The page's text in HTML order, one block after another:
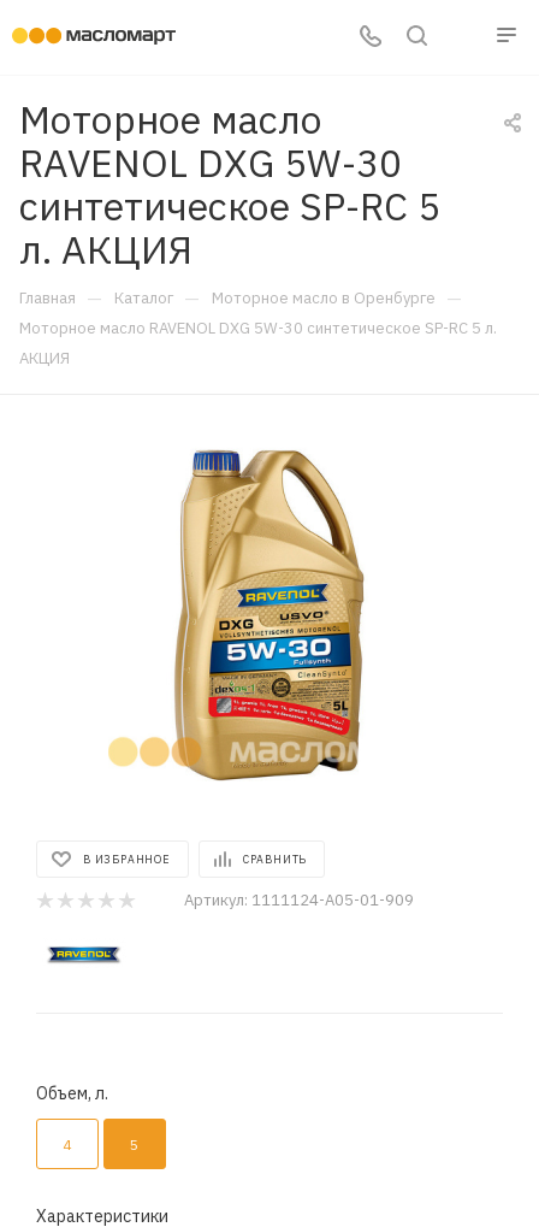
Моторное масло
RAVENOL DXG 5W-30
синтетическое SP-RC 5
л. АКЦИЯ
Главная — Каталог — Моторное масло в Оренбурге —
Моторное масло RAVENOL DXG 5W-30 синтетическое SP-RC 5 л.
АКЦИЯ
В ИЗБРАННОЕ СРАВНИТЬ
Артикул: 1111124-A05-01-909
Объем, л.
4 5
Характеристики